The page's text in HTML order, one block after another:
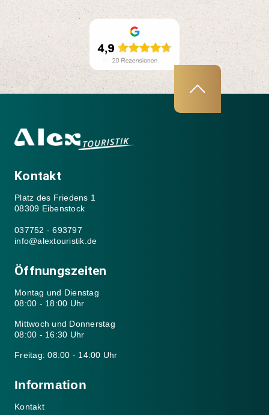
Kontakt
Platz des Friedens 1
08309 Eibenstock
037752 - 693797
info@alextouristik.de
Öffnungszeiten
Montag und Dienstag
08:00 - 18:00 Uhr
Mittwoch und Donnerstag
08:00 - 16:30 Uhr
Freitag: 08:00 - 14:00 Uhr
Information
Kontakt